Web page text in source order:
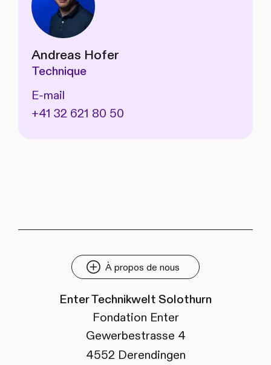
Andreas Hofer
Technique
E-mail
+41 32 621 80 50
À propos de nous
Enter Technikwelt Solothurn
Fondation Enter
Gewerbestrasse 4
4552 Derendingen